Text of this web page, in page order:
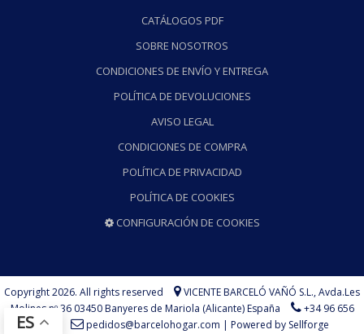
CATÁLOGOS PDF
SOBRE NOSOTROS
CONDICIONES DE ENVÍO Y ENTREGA
POLÍTICA DE DEVOLUCIONES
AVISO LEGAL
CONDICIONES DE COMPRA
POLÍTICA DE PRIVACIDAD
POLÍTICA DE COOKIES
CONFIGURACIÓN DE COOKIES
Copyright 2026. All rights reserved VICENTE BARCELÓ VAÑÓ S.L.,Avda.Les
Molines nº 36 03450 Banyeres de Mariola (Alicante) España
+34 96 656
73 75
pedidos@barcelohogar.com | Powered by Sellforge
ES